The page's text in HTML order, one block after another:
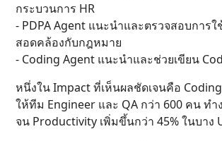
กระบวนการ HR
- PDPA Agent แนะนำและตรวจสอบการ
สอดคล้องกับกฎหมาย
- Coding Agent แนะนำและช่วยเขียน
หนึ่งใน Impact ที่เห็นผลชัดเจนคือ
ให้ทีม Engineer และ QA กว่า 600 คน ทำ
จน Productivity เพิ่มขึ้นกว่า 45% ในบาง